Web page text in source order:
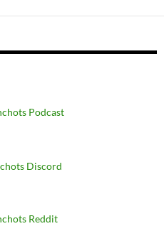
Podcast
Discord
Reddit